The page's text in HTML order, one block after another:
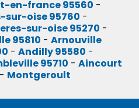
en-france 95560 -
sur-oise 95760 -
sur-oise 95270 -
95810 - Arnouville
- Andilly 95580 -
95710 - Aincourt
- Montgeroult